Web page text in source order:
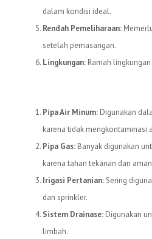
dalam kondisi ideal.
Rendah Pemeliharaan:
setelah pemasangan.
Lingkungan: Ramah
Pipa Air Minum: Digunakan
karena tidak mengkontaminasi
Pipa Gas: Banyak digunakan
karena tahan tekanan dan
Irigasi Pertanian:Sering
dan sprinkler.
Sistem Drainase: Digunakan
limbah.